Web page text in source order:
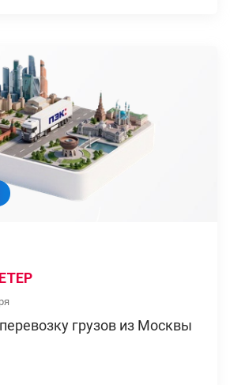
грузов из Москвы